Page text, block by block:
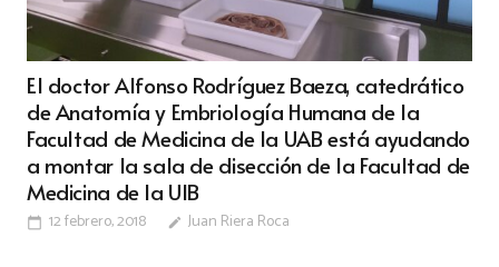
El doctor Alfonso Rodríguez Baeza, catedrático
de Anatomía y Embriología Humana de la
Facultad de Medicina de la UAB está ayudando
a montar la sala de disección de la Facultad de
Medicina de la UIB
calendar_today 12 febrero, 2018 edit Juan Riera Roca